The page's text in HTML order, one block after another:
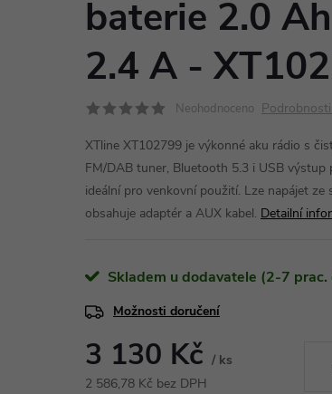
baterie 2.0
2.4 A -
Neohodnoceno
XTline XT102799 je výkonné aku rádio s
FM/DAB tuner, Bluetooth 5.3 i USB
ideální pro venkovní použití. Lze napájet
obsahuje adaptér a AUX kabel. Detailní
Skladem u dodavatele (2-7 prac.
Možnosti doručení
3 130 Kč / ks
2 586,78 Kč bez DPH